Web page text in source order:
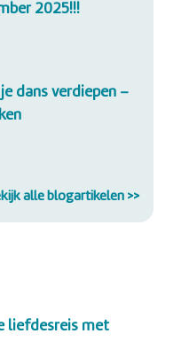
2025!!!
alle blogartikelen >>